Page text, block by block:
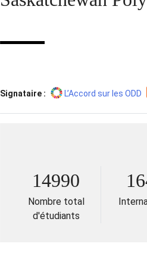
Signataire : L’Accord sur les ODD
14990
Nombre total
d'étudiants